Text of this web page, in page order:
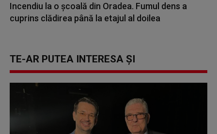
Incendiu la o școală din Oradea. Fumul dens a
cuprins clădirea până la etajul al doilea
TE-AR PUTEA INTERESA ȘI